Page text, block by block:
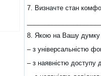
7. Визначте стан
8. Якою на Вашу думку
– з універсальністю
– з наявністю доступу